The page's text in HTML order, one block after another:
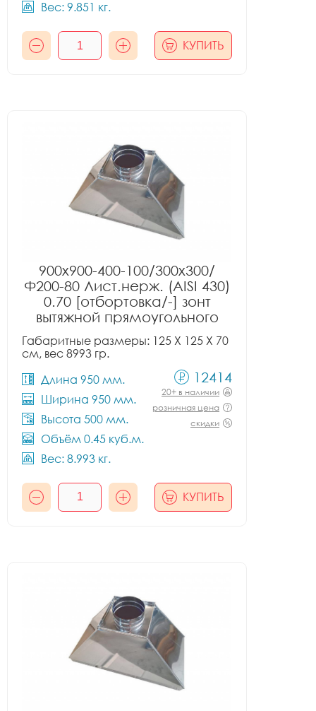
Вес: 9.851 кг.
КУПИТЬ
900x900-400-100/300x300/
Ф200-80 Лист.нерж. (AISI 430)
0.70 [отбортовка/-] зонт
вытяжной прямоугольного
Габаритные размеры: 125 X 125 X 70
см, вес 8993 гр.
Длина 950 мм.
Ширина 950 мм.
Высота 500 мм.
Объём 0.45 куб.м.
Вес: 8.993 кг.
12414
20+ в наличии
розничная цена
скидки
КУПИТЬ